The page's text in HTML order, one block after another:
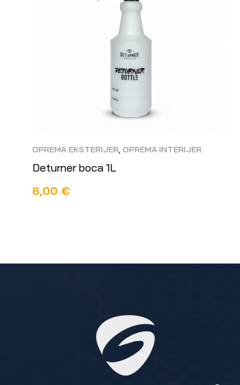
OPREMA EKSTERIJER, OPREMA INTERIJER
Deturner boca 1L
6,00 €